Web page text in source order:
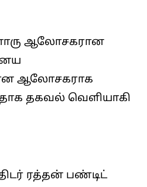
ஆலோசகரான
ஆலோசகராக
தகவல் வெளியாகி
ரத்தன் பண்டிட்